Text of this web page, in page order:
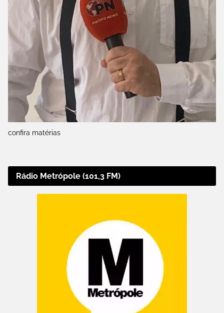
confira matérias
Rádio Metrópole (101,3 FM)